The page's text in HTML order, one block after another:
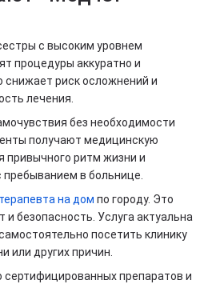
с высоким уровнем
процедуры аккуратно и
снижает риск осложнений и
лечения.
без необходимости
получают медицинскую
привычного ритм жизни и
пребыванием в больнице.
терапевта на дом по городу. Это
безопасность. Услуга актуальна
посетить клинику
или других причин.
сертифицированных препаратов и